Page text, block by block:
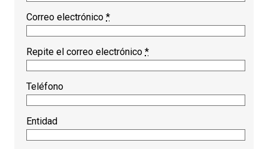
Correo electrónico *
Repite el correo electrónico *
Teléfono
Entidad